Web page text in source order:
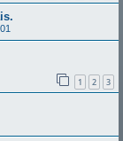
1 2 3